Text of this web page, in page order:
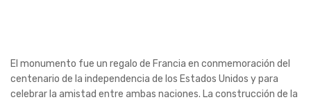
El monumento fue un regalo de Francia en conmemoración del
centenario de la independencia de los Estados Unidos y para
celebrar la amistad entre ambas naciones. La construcción de la